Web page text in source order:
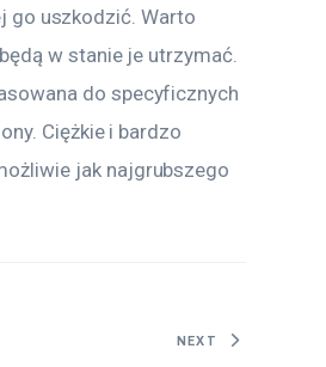
go uszkodzić. Warto
w stanie je utrzymać.
do specyficznych
Ciężkie i bardzo
jak najgrubszego
NEXT